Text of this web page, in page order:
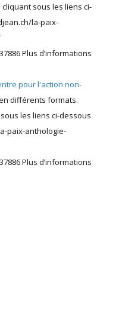
sous les liens ci-
la-paix-
Plus d’informations
pour l'action non-
différents formats.
les liens ci-dessous
paix-anthologie-
Plus d’informations